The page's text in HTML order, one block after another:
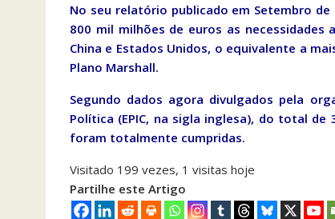
No seu relatório publicado em Setembro
800 mil milhões de euros as
China e Estados Unidos, o equivalente a
Plano Marshall.
Segundo dados agora divulgados pela
Política (EPIC, na sigla inglesa), do total de
foram totalmente cumpridas.
Visitado 199 vezes, 1 visitas hoje
Partilhe este Artigo